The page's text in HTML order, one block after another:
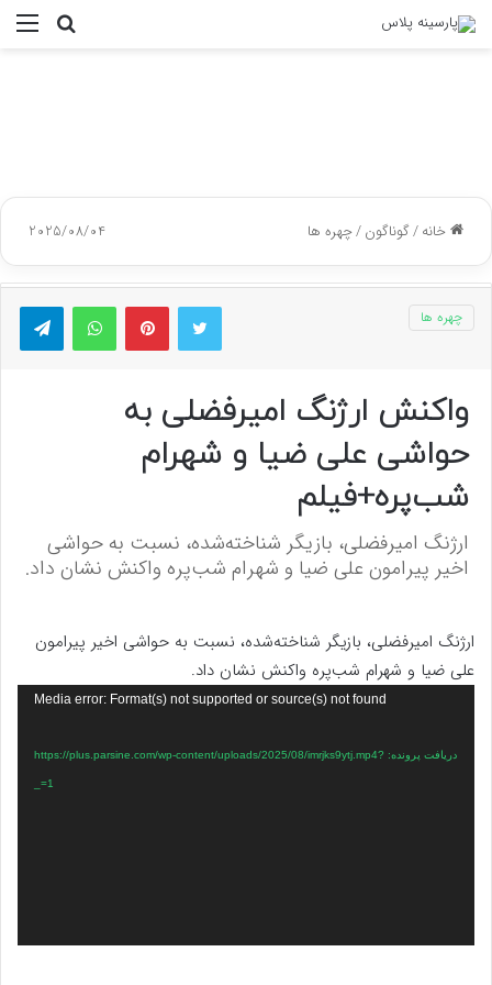
جستجو
خانه/گوناگون/چهره ها 2025/08/04
توییتر پینتریستواتس آپ
چهره ها
واکنش ارژنگ امیرفضلی به
حواشی علی ضیا و شهرام‌
شب‌پره+فیلم
ارژنگ امیرفضلی، بازیگر شناخته‌شده، نسبت به حواشی
اخیر پیرامون علی ضیا و شهرام شب‌پره واکنش نشان داد.
ارژنگ امیرفضلی، بازیگر شناخته‌شده، نسبت به حواشی اخیر پیرامون
علی ضیا و شهرام شب‌پره واکنش نشان داد.
Media error: Format(s) not supported or source(s) not found
دریافت پرونده: https://plus.parsine.com/wp-content/uploads/2025/08/imrjks9ytj.mp4?
_=1